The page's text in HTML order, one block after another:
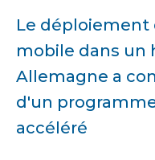
Le déploiement
mobile dans un
Allemagne a
d'un
accéléré